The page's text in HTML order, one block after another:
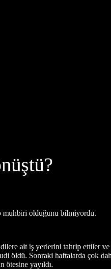
muhbiri olduğunu bilmiyordu.
ait iş yerlerini tahrip ettiler
öldü. Sonraki haftalarda çok
ötesine yayıldı.